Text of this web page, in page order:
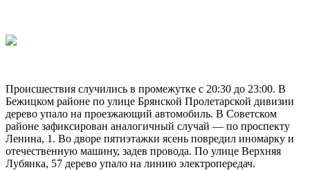
Происшествия случились в промежутке с 20:30 до 23:00. В
Бежицком районе по улице Брянской Пролетарской дивизии
дерево упало на проезжающий автомобиль. В Советском
районе зафиксирован аналогичный случай — по проспекту
Ленина, 1. Во дворе пятиэтажки ясень повредил иномарку и
отечественную машину, задев провода. По улице Верхняя
Лубянка, 57 дерево упало на линию электропередач.